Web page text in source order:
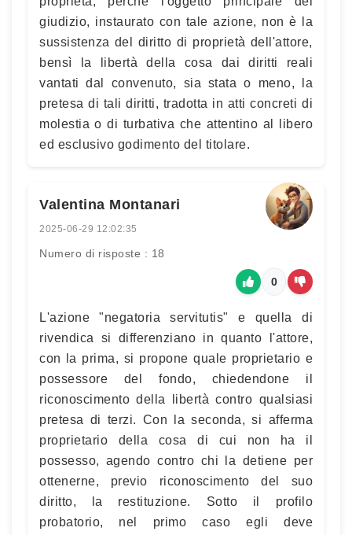
giudizio, instaurato con tale azione, non è la
sussistenza del diritto di proprietà dell'attore,
bensì la libertà della cosa dai diritti reali
vantati dal convenuto, sia stata o meno, la
pretesa di tali diritti, tradotta in atti concreti di
molestia o di turbativa che attentino al libero
ed esclusivo godimento del titolare.
Valentina Montanari
2025-06-29 12:02:35
Numero di risposte : 18
0
L'azione "negatoria servitutis" e quella di
rivendica si differenziano in quanto l'attore,
con la prima, si propone quale proprietario e
possessore del fondo, chiedendone il
riconoscimento della libertà contro qualsiasi
pretesa di terzi. Con la seconda, si afferma
proprietario della cosa di cui non ha il
possesso, agendo contro chi la detiene per
ottenerne, previo riconoscimento del suo
diritto, la restituzione. Sotto il profilo
probatorio, nel primo caso egli deve